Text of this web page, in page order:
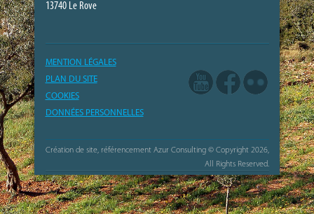
13740 Le Rove
MENTION LÉGALES
PLAN DU SITE
COOKIES
DONNÉES PERSONNELLES
Création de site, référencement Azur Consulting © Copyright 2026,
All Rights Reserved.